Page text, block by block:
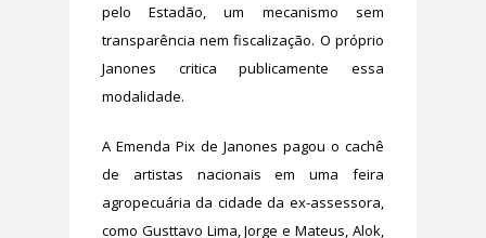
pelo Estadão, um mecanismo sem
transparência nem fiscalização. O próprio
Janones critica publicamente essa
modalidade.
A Emenda Pix de Janones pagou o cachê
de artistas nacionais em uma feira
agropecuária da cidade da ex-assessora,
como Gusttavo Lima, Jorge e Mateus, Alok,